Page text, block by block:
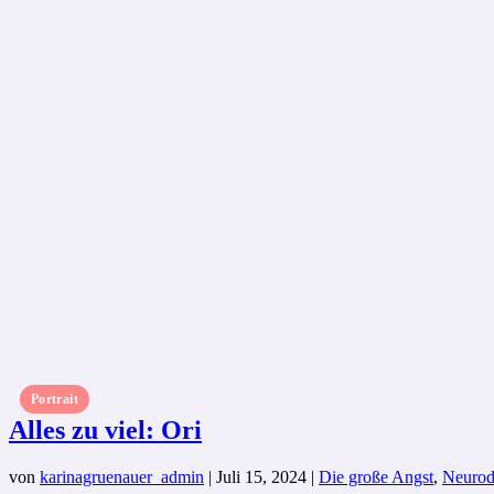
Portrait
Alles zu viel: Ori
von karinagruenauer_admin | Juli 15, 2024 | Die große Angst,